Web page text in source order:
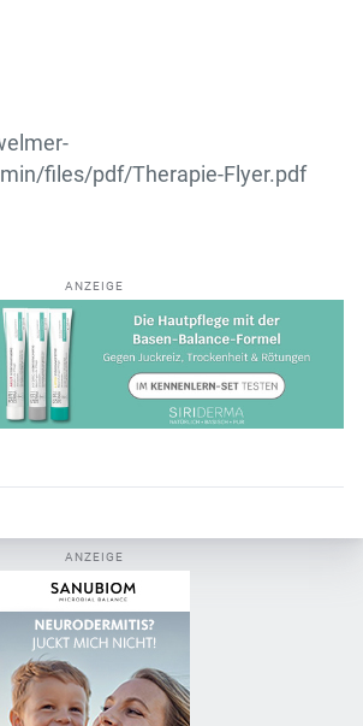
files/pdf/Therapie-Flyer.pdf
ANZEIGE
ANZEIGE